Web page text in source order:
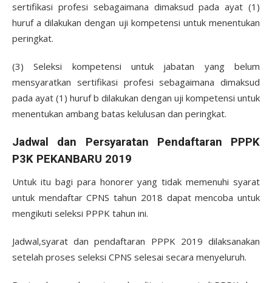
sertifikasi profesi sebagaimana dimaksud pada ayat (1)
huruf a dilakukan dengan uji kompetensi untuk menentukan
peringkat.
(3) Seleksi kompetensi untuk jabatan yang belum
mensyaratkan sertifikasi profesi sebagaimana dimaksud
pada ayat (1) huruf b dilakukan dengan uji kompetensi untuk
menentukan ambang batas kelulusan dan peringkat.
Jadwal dan Persyaratan Pendaftaran PPPK
P3K PEKANBARU 2019
Untuk itu bagi para honorer yang tidak memenuhi syarat
untuk mendaftar CPNS tahun 2018 dapat mencoba untuk
mengikuti seleksi PPPK tahun ini.
Jadwal,syarat dan pendaftaran PPPK 2019 dilaksanakan
setelah proses seleksi CPNS selesai secara menyeluruh.